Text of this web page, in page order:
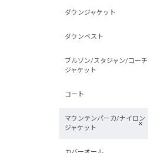
ダウンジャケット
ダウンベスト
ブルゾン/スタジャン/コーチ
ジャケット
コート
マウンテンパーカ/ナイロン
ジャケット